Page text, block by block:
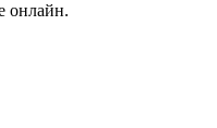
онлайн.